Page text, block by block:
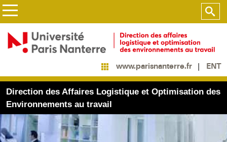
www.parisnanterre.fr ENT
Direction des Affaires Logistique et Optimisation des
Environnements au travail